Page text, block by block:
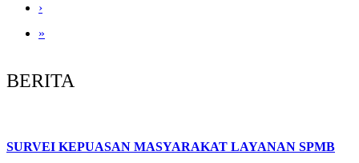
›
»
BERITA
SURVEI KEPUASAN MASYARAKAT LAYANAN SPMB